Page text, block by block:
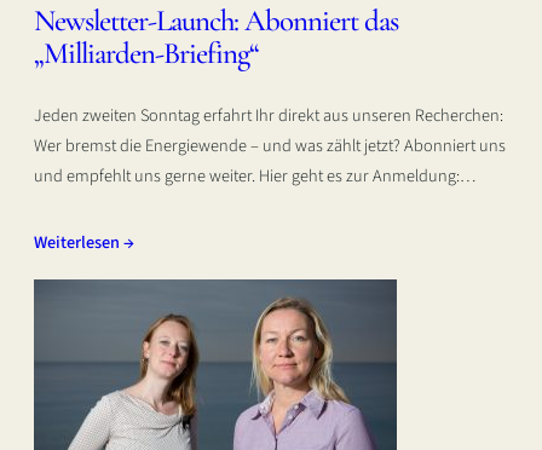
Newsletter-Launch: Abonniert das
„Milliarden-Briefing“
Jeden zweiten Sonntag erfahrt Ihr direkt aus unseren Recherchen:
Wer bremst die Energiewende – und was zählt jetzt? Abonniert uns
und empfehlt uns gerne weiter. Hier geht es zur Anmeldung:…
Weiterlesen →